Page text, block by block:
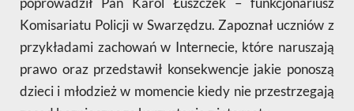
Komisariatu Policji w Swarzędzu. Zapoznał uczniów z
przykładami zachowań w Internecie, które naruszają
prawo oraz przedstawił konsekwencje jakie ponoszą
dzieci i młodzież w momencie kiedy nie przestrzegają